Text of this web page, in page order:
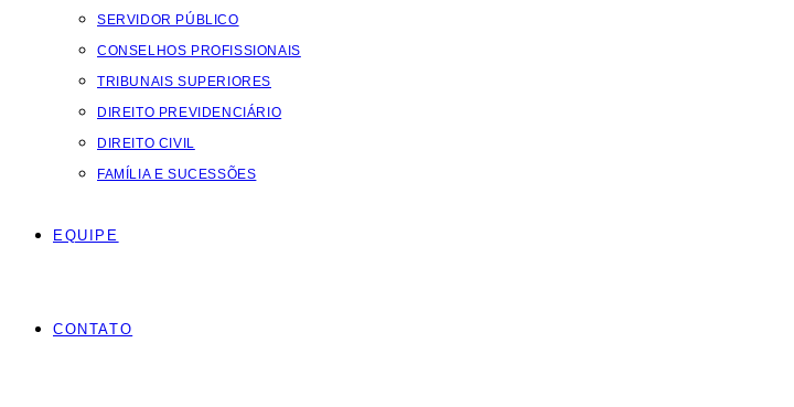
SERVIDOR PÚBLICO
CONSELHOS PROFISSIONAIS
TRIBUNAIS SUPERIORES
DIREITO PREVIDENCIÁRIO
DIREITO CIVIL
FAMÍLIA E SUCESSÕES
EQUIPE
CONTATO